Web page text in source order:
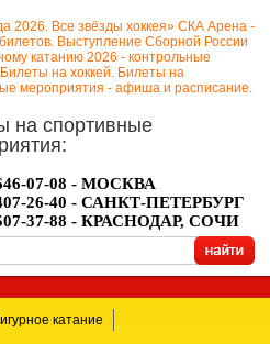
2026. Все звёзды хоккея» СКА Арена -
Выступление Сборной России
катанию 2026 - контрольные
на хоккей. Билеты на
мероприятия - афиша и расписание.
на спортивные
07-08 - МОСКВА
26-40 - САНКТ-ПЕТЕРБУРГ
37-88 - КРАСНОДАР, СОЧИ
катание